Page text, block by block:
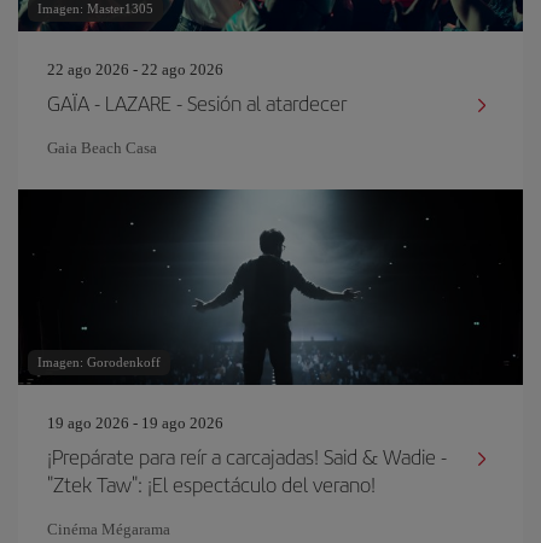
Imagen: Master1305
22 ago 2026 - 22 ago 2026
GAÏA - LAZARE - Sesión al atardecer
Gaia Beach Casa
Imagen: Gorodenkoff
19 ago 2026 - 19 ago 2026
¡Prepárate para reír a carcajadas! Said & Wadie -
"Ztek Taw": ¡El espectáculo del verano!
Cinéma Mégarama